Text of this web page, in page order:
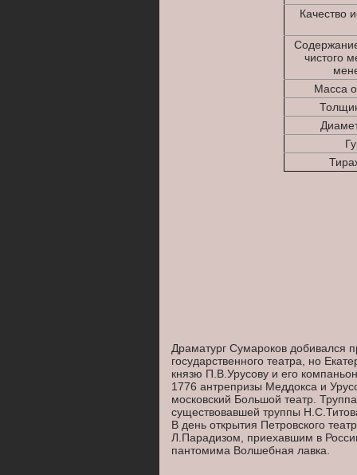
Качество
чистого
Масса
Драматург Сумароков добивался
государственного театра, но
князю П.В.Урусову и его
1776 антрепризы Меддокса и
московский Большой театр.
существовавшей труппы
В день открытия Петровского
Л.Парадизом, приехавшим в
пантомима Волшебная лавка.